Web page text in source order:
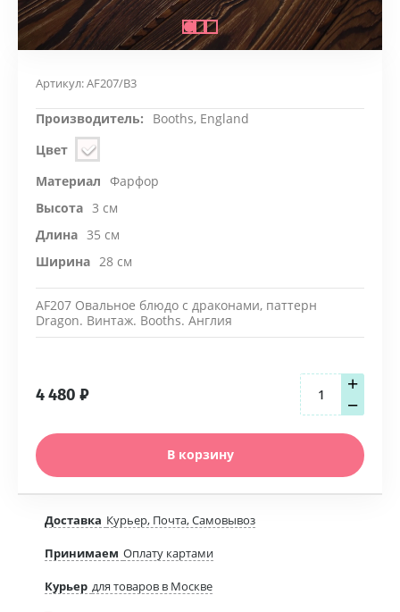
Артикул:AF207/B3
Производитель:
Booths, England
Цвет
Материал Фарфор
Высота 3 см
Длина 35 см
Ширина 28 см
AF207 Овальное блюдо с драконами, паттерн
Dragon. Винтаж. Booths. Англия
4 480 ₽
−
+
В корзину
Доставка Курьер, Почта, Самовывоз
Принимаем Оплату картами
Курьер для товаров в Москве